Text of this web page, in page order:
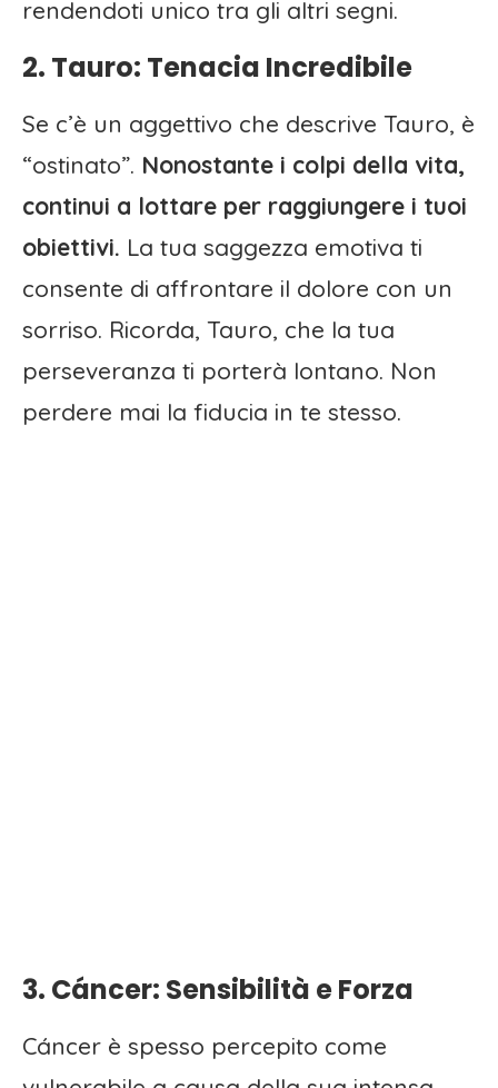
rendendoti unico tra gli altri segni.
2. Tauro: Tenacia Incredibile
Se c’è un aggettivo che descrive Tauro, è
“ostinato”. Nonostante i colpi della vita,
continui a lottare per raggiungere i tuoi
obiettivi. La tua saggezza emotiva ti
consente di affrontare il dolore con un
sorriso. Ricorda, Tauro, che la tua
perseveranza ti porterà lontano. Non
perdere mai la fiducia in te stesso.
3. Cáncer: Sensibilità e Forza
Cáncer è spesso percepito come